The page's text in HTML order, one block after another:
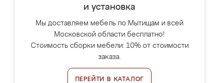
и установка
Мы доставляем мебель по Мытищам и всей
Московской области бесплатно!
Стоимость сборки мебели: 10% от стоимости
заказа.
ПЕРЕЙТИ В КАТАЛОГ